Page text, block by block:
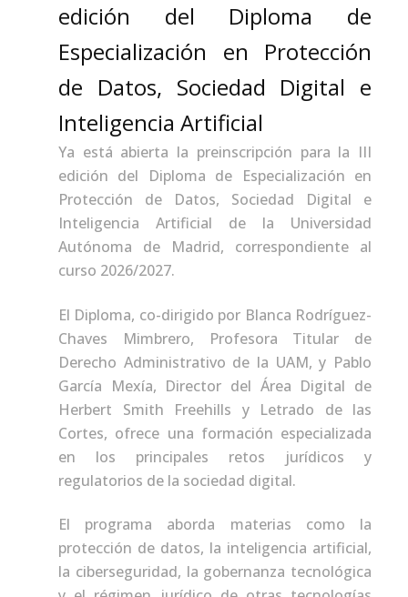
edición del Diploma de
Especialización en Protección
de Datos, Sociedad Digital e
Inteligencia Artificial
Ya está abierta la preinscripción para la III
edición del Diploma de Especialización en
Protección de Datos, Sociedad Digital e
Inteligencia Artificial de la Universidad
Autónoma de Madrid, correspondiente al
curso 2026/2027.
El Diploma, co-dirigido por Blanca Rodríguez-
Chaves Mimbrero, Profesora Titular de
Derecho Administrativo de la UAM, y Pablo
García Mexía, Director del Área Digital de
Herbert Smith Freehills y Letrado de las
Cortes, ofrece una formación especializada
en los principales retos jurídicos y
regulatorios de la sociedad digital.
El programa aborda materias como la
protección de datos, la inteligencia artificial,
la ciberseguridad, la gobernanza tecnológica